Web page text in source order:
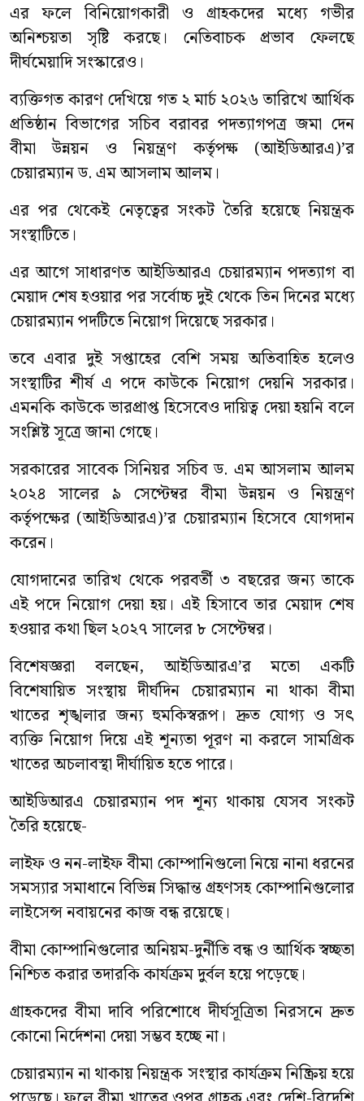
এর ফলে বিনিয়োগকারী ও গ্রাহকদের মধ্যে গভীর
অনিশ্চয়তা সৃষ্টি করছে। নেতিবাচক প্রভাব ফেলছে
দীর্ঘমেয়াদি সংস্কারেও।
ব্যক্তিগত কারণ দেখিয়ে গত ২ মার্চ ২০২৬ তারিখে আর্থিক
প্রতিষ্ঠান বিভাগের সচিব বরাবর পদত্যাগপত্র জমা দেন
বীমা উন্নয়ন ও নিয়ন্ত্রণ কর্তৃপক্ষ (আইডিআরএ)’র
চেয়ারম্যান ড. এম আসলাম আলম।
এর পর থেকেই নেতৃত্বের সংকট তৈরি হয়েছে নিয়ন্ত্রক
সংস্থাটিতে।
এর আগে সাধারণত আইডিআরএ চেয়ারম্যান পদত্যাগ বা
মেয়াদ শেষ হওয়ার পর সর্বোচ্চ দুই থেকে তিন দিনের মধ্যে
চেয়ারম্যান পদটিতে নিয়োগ দিয়েছে সরকার।
তবে এবার দুই সপ্তাহের বেশি সময় অতিবাহিত হলেও
সংস্থাটির শীর্ষ এ পদে কাউকে নিয়োগ দেয়নি সরকার।
এমনকি কাউকে ভারপ্রাপ্ত হিসেবেও দায়িত্ব দেয়া হয়নি বলে
সংশ্লিষ্ট সূত্রে জানা গেছে।
সরকারের সাবেক সিনিয়র সচিব ড. এম আসলাম আলম
২০২৪ সালের ৯ সেপ্টেম্বর বীমা উন্নয়ন ও নিয়ন্ত্রণ
কর্তৃপক্ষের (আইডিআরএ)’র চেয়ারম্যান হিসেবে যোগদান
করেন।
যোগদানের তারিখ থেকে পরবর্তী ৩ বছরের জন্য তাকে
এই পদে নিয়োগ দেয়া হয়। এই হিসাবে তার মেয়াদ শেষ
হওয়ার কথা ছিল ২০২৭ সালের ৮ সেপ্টেম্বর।
বিশেষজ্ঞরা বলছেন, আইডিআরএ’র মতো একটি
বিশেষায়িত সংস্থায় দীর্ঘদিন চেয়ারম্যান না থাকা বীমা
খাতের শৃঙ্খলার জন্য হুমকিস্বরূপ। দ্রুত যোগ্য ও সৎ
ব্যক্তি নিয়োগ দিয়ে এই শূন্যতা পূরণ না করলে সামগ্রিক
খাতের অচলাবস্থা দীর্ঘায়িত হতে পারে।
আইডিআরএ চেয়ারম্যান পদ শূন্য থাকায় যেসব সংকট
তৈরি হয়েছে-
লাইফ ও নন-লাইফ বীমা কোম্পানিগুলো নিয়ে নানা ধরনের
সমস্যার সমাধানে বিভিন্ন সিদ্ধান্ত গ্রহণসহ কোম্পানিগুলোর
লাইসেন্স নবায়নের কাজ বন্ধ রয়েছে।
বীমা কোম্পানিগুলোর অনিয়ম-দুর্নীতি বন্ধ ও আর্থিক স্বচ্ছতা
নিশ্চিত করার তদারকি কার্যক্রম দুর্বল হয়ে পড়েছে।
গ্রাহকদের বীমা দাবি পরিশোধে দীর্ঘসূত্রিতা নিরসনে দ্রুত
কোনো নির্দেশনা দেয়া সম্ভব হচ্ছে না।
চেয়ারম্যান না থাকায় নিয়ন্ত্রক সংস্থার কার্যক্রম নিষ্ক্রিয় হয়ে